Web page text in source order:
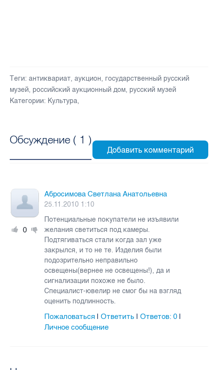
Теги: антиквариат, аукцион, государственный русский
музей, российский аукционный дом, русский музей
Категории: Культура,
Обсуждение ( 1 )
0
Абросимова Cветлана Анатольевна
25.11.2010 1:10
Потенциальные покупатели не изъявили
желания светиться под камеры.
Подтягиваться стали когда зал уже
закрылся, и то не те. Изделия были
подозрительно неправильно
освещены(вернее не освещены!), да и
сигнализации похоже не было.
Специалист-ювелир не смог бы на взгляд
оценить подлинность.
Пожаловаться |Ответить |Ответов:0
Личное сообщение